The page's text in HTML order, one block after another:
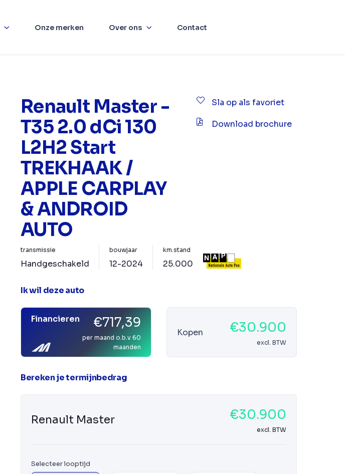
Onze merken Over ons Contact
Renault Master -
T35 2.0 dCi 130
L2H2 Start
TREKHAAK /
APPLE CARPLAY
& ANDROID
AUTO
Sla op als favoriet
Download brochure
transmissie
Handgeschakeld
bouwjaar
12-2024
km.stand
25.000
Ik wil deze auto
Financieren €717,39
per maand o.b.v 60
maanden
Kopen €30.900
excl. BTW
Bereken je termijnbedrag
Renault Master €30.900
excl. BTW
Selecteer looptijd